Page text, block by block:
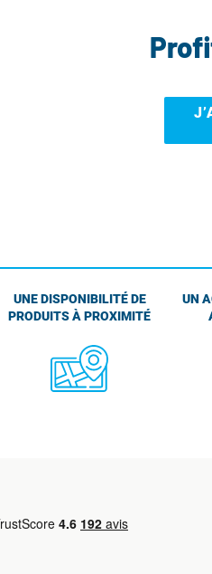
UNE DISPONIBILITÉ DE
PRODUITS À PROXIMITÉ
UN